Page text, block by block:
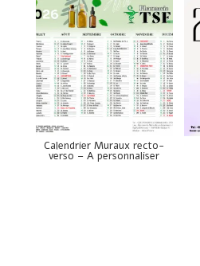
Calendrier Muraux recto-
verso – A personnaliser